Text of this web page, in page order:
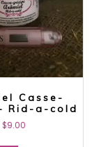
Casse-
Rid-a-cold
$9.00